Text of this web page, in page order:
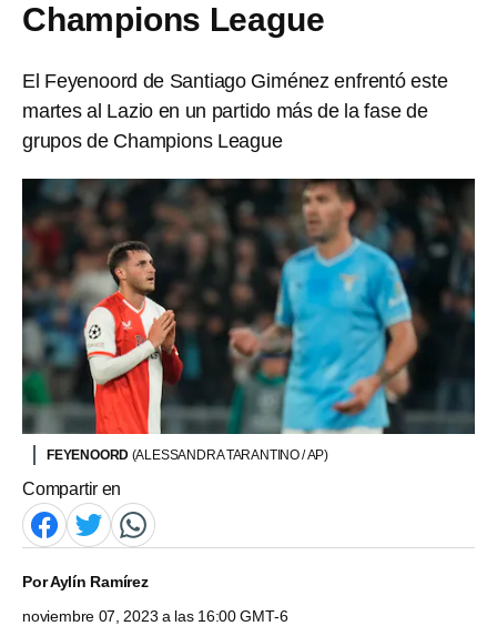
Champions League
El Feyenoord de Santiago Giménez enfrentó este
martes al Lazio en un partido más de la fase de
grupos de Champions League
FEYENOORD (ALESSANDRA TARANTINO / AP)
Compartir en
PorAylín Ramírez
noviembre 07, 2023 a las 16:00 GMT-6